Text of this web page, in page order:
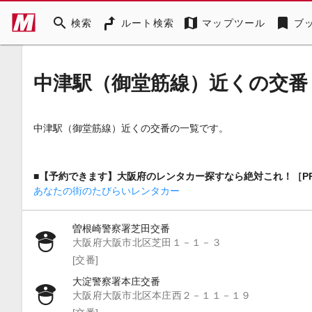
search 検索 ルート検索 map マップツール bookmark ブ
中津駅（御堂筋線）近くの交番
中津駅（御堂筋線）近くの交番の一覧です。
■【予約できます】大阪府のレンタカー探すなら絶対これ！［PR
あなたの街のたびらいレンタカー
曽根崎警察署芝田交番
大阪府大阪市北区芝田１－１－３
[交番]
大淀警察署本庄交番
大阪府大阪市北区本庄西２－１１－１９